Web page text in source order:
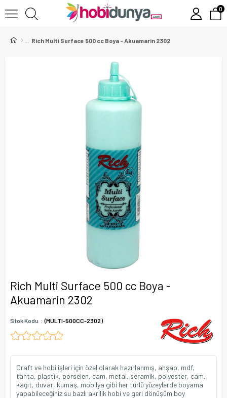
0
Rich Multi Surface 500 cc Boya - Akuamarin 2302
Rich Multi Surface 500 cc Boya -
Akuamarin 2302
Stok Kodu (MULTI-500CC-2302)
Craft ve hobi işleri için özel olarak hazırlanmış, ahşap, mdf,
tahta, plastik, porselen, cam, metal, seramik, polyester, cam,
kağıt, duvar, kumaş, mobilya gibi her türlü yüzeylerde boyama
yapabileceğiniz su bazlı akrilik hobi ve geri dönüşüm boy